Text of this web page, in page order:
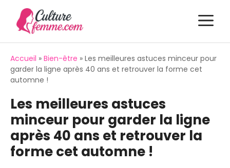
contenu
Accueil » Bien-être » Les meilleures astuces minceur pour
garder la ligne après 40 ans et retrouver la forme cet
automne !
Les meilleures astuces
minceur pour garder la ligne
après 40 ans et retrouver la
forme cet automne !